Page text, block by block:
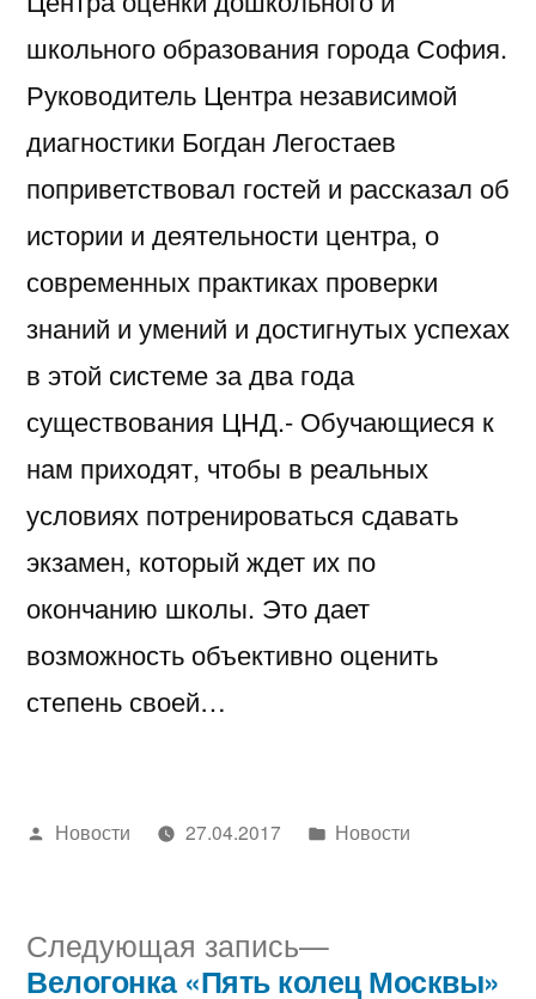
школьного образования города София.
Руководитель Центра независимой
диагностики Богдан Легостаев
поприветствовал гостей и рассказал об
истории и деятельности центра, о
современных практиках проверки
знаний и умений и достигнутых успехах
в этой системе за два года
существования ЦНД.- Обучающиеся к
нам приходят, чтобы в реальных
условиях потренироваться сдавать
экзамен, который ждет их по
окончанию школы. Это дает
возможность объективно оценить
степень своей…
Написано
Новости 27.04.2017
Написано
Новости
Следующая запись
Следующая
запись:
Велогонка «Пять колец Москвы»